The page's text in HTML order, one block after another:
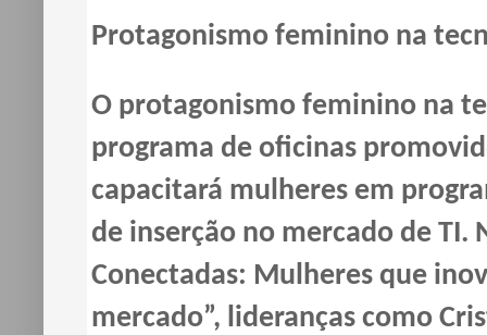
Protagonismo feminino na
O protagonismo feminino na
programa de oficinas
capacitará mulheres em
de inserção no mercado de TI.
Conectadas: Mulheres que
mercado”, lideranças como